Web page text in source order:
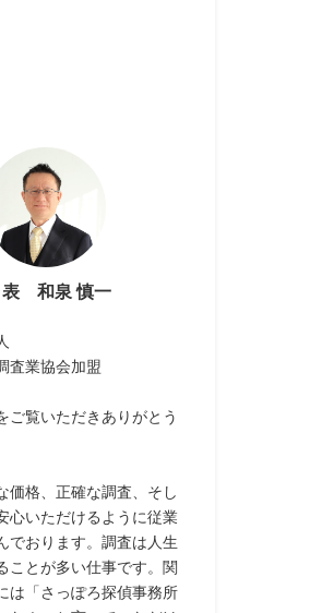
表 和泉 慎一
査業協会加盟
ご覧いただきありがとう
価格、正確な調査、そし
心いただけるように従業
でおります。調査は人生
ことが多い仕事です。関
は「さっぽろ探偵事務所